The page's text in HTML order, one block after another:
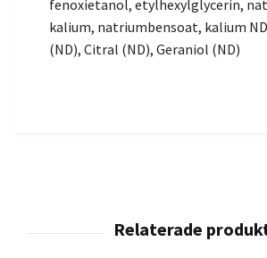
fenoxietanol, etylhexylglycerin,
kalium, natriumbensoat, kalium
(ND), Citral (ND), Geraniol (ND)